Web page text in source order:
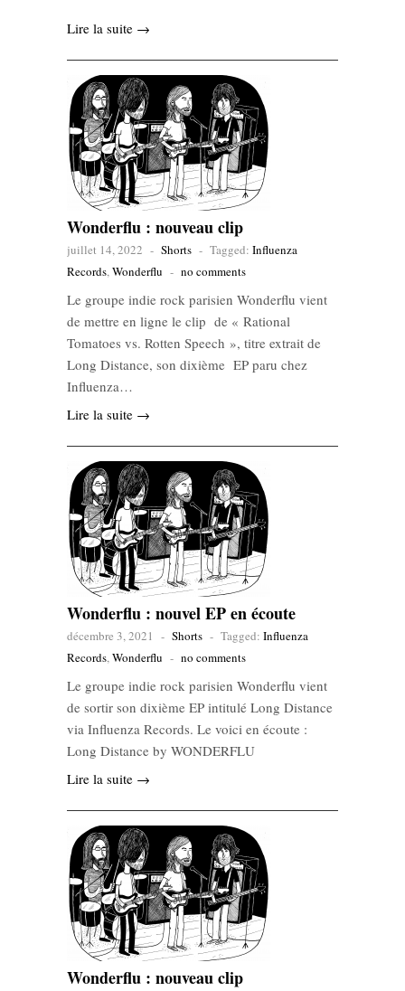
Lire la suite →
Wonderflu : nouveau clip
juillet 14, 2022 - Shorts - Tagged: Influenza
Records,Wonderflu - no comments
Le groupe indie rock parisien Wonderflu vient
de mettre en ligne le clip de « Rational
Tomatoes vs. Rotten Speech », titre extrait de
Long Distance, son dixième EP paru chez
Influenza…
Lire la suite →
Wonderflu : nouvel EP en écoute
décembre 3, 2021 - Shorts - Tagged: Influenza
Records,Wonderflu - no comments
Le groupe indie rock parisien Wonderflu vient
de sortir son dixième EP intitulé Long Distance
via Influenza Records. Le voici en écoute :
Long Distance by WONDERFLU
Lire la suite →
Wonderflu : nouveau clip